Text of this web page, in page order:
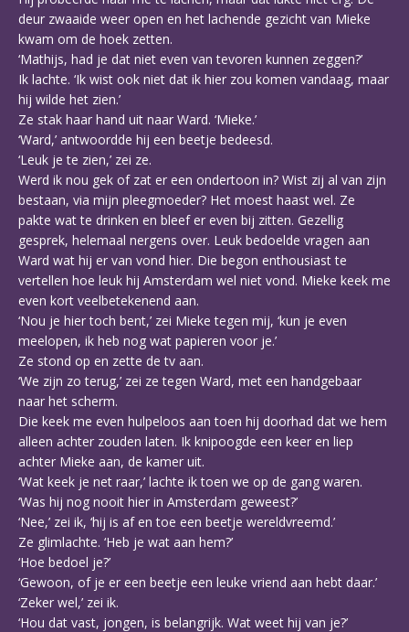
deur zwaaide weer open en het lachende gezicht van Mieke
kwam om de hoek zetten.
‘Mathijs, had je dat niet even van tevoren kunnen zeggen?’
Ik lachte. ‘Ik wist ook niet dat ik hier zou komen vandaag, maar
hij wilde het zien.’
Ze stak haar hand uit naar Ward. ‘Mieke.’
‘Ward,’ antwoordde hij een beetje bedeesd.
‘Leuk je te zien,’ zei ze.
Werd ik nou gek of zat er een ondertoon in? Wist zij al van zijn
bestaan, via mijn pleegmoeder? Het moest haast wel. Ze
pakte wat te drinken en bleef er even bij zitten. Gezellig
gesprek, helemaal nergens over. Leuk bedoelde vragen aan
Ward wat hij er van vond hier. Die begon enthousiast te
vertellen hoe leuk hij Amsterdam wel niet vond. Mieke keek me
even kort veelbetekenend aan.
‘Nou je hier toch bent,’ zei Mieke tegen mij, ‘kun je even
meelopen, ik heb nog wat papieren voor je.’
Ze stond op en zette de tv aan.
‘We zijn zo terug,’ zei ze tegen Ward, met een handgebaar
naar het scherm.
Die keek me even hulpeloos aan toen hij doorhad dat we hem
alleen achter zouden laten. Ik knipoogde een keer en liep
achter Mieke aan, de kamer uit.
‘Wat keek je net raar,’ lachte ik toen we op de gang waren.
‘Was hij nog nooit hier in Amsterdam geweest?’
‘Nee,’ zei ik, ‘hij is af en toe een beetje wereldvreemd.’
Ze glimlachte. ‘Heb je wat aan hem?’
‘Hoe bedoel je?’
‘Gewoon, of je er een beetje een leuke vriend aan hebt daar.’
‘Zeker wel,’ zei ik.
‘Hou dat vast, jongen, is belangrijk. Wat weet hij van je?’